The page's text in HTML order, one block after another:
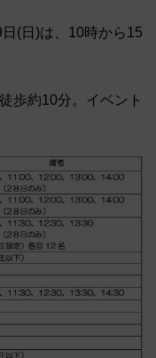
(日)は、10時から15
歩約10分。イベント